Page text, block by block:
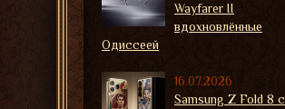
Wayfarer II
вдохновлённые
Одиссеей
16.07.2026
Samsung Z Fold 8 с